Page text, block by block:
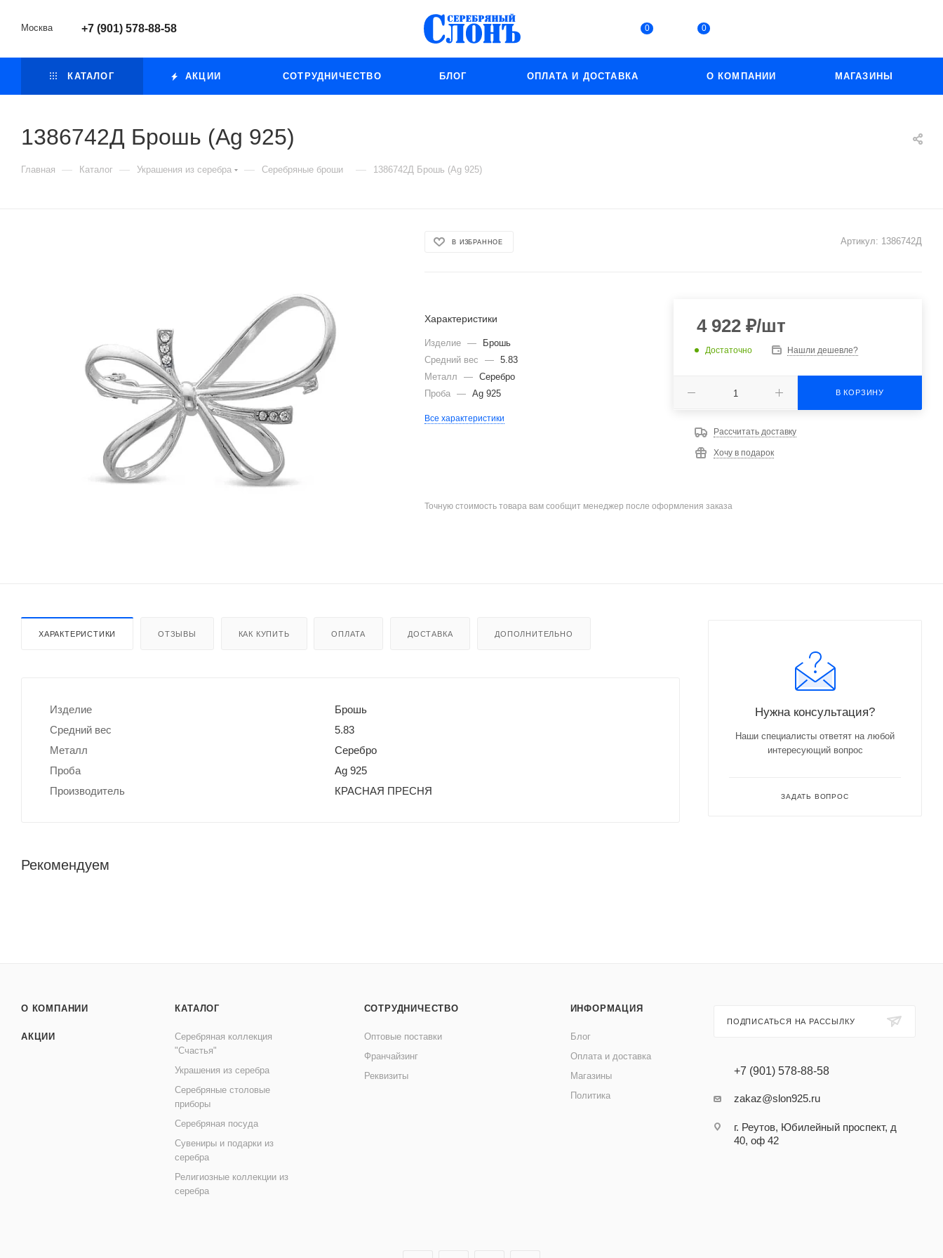
Москва +7 (901) 578-88-58 0 0
КАТАЛОГ АКЦИИ СОТРУДНИЧЕСТВО БЛОГ ОПЛАТА И ДОСТАВКА О КОМПАНИИ МАГАЗИНЫ
1386742Д Брошь (Ag 925)
Главная — Каталог — Украшения из серебра — Серебряные броши — 1386742Д Брошь (Ag 925)
В ИЗБРАННОЕ Артикул: 1386742Д
Характеристики
Изделие —
Брошь
Средний вес
—
5.83
Металл
—
Серебро
Проба
— Ag 925
Все характеристики
4 922₽/шт
Достаточно Нашли дешевле?
В КОРЗИНУ
Рассчитать доставку
Хочу в подарок
Точную стоимость товара вам сообщит менеджер после оформления заказа
ХАРАКТЕРИСТИКИ ОТЗЫВЫ КАК КУПИТЬ ОПЛАТА ДОСТАВКА ДОПОЛНИТЕЛЬНО
Изделие
Брошь
Средний вес
5.83
Металл
Серебро
Проба
Ag 925
Производитель
КРАСНАЯ ПРЕСНЯ
Рекомендуем
Нужна консультация?
Наши специалисты ответят на любой
интересующий вопрос
ЗАДАТЬ ВОПРОС
О КОМПАНИИ
АКЦИИ
КАТАЛОГ
Серебряная коллекция
"Счастья"
Украшения из серебра
Серебряные столовые
приборы
Серебряная посуда
Сувениры и подарки из
серебра
Религиозные коллекции из
серебра
СОТРУДНИЧЕСТВО
Оптовые поставки
Франчайзинг
Реквизиты
ИНФОРМАЦИЯ
Блог
Оплата и доставка
Магазины
Политика
ПОДПИСАТЬСЯ НА РАССЫЛКУ
+7 (901) 578-88-58
zakaz@slon925.ru
г. Реутов, Юбилейный проспект, д
40, оф 42